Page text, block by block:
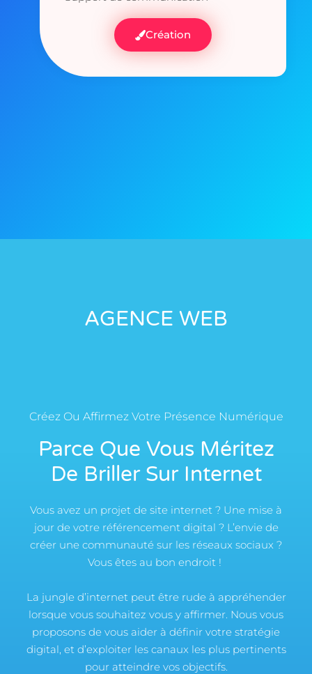
Création
AGENCE WEB
Créez Ou Affirmez Votre Présence Numérique
Parce Que Vous Méritez
De Briller Sur Internet
Vous avez un projet de site internet ? Une mise à
jour de votre référencement digital ? L’envie de
créer une communauté sur les réseaux sociaux ?
Vous êtes au bon endroit !
La jungle d’internet peut être rude à appréhender
lorsque vous souhaitez vous y affirmer. Nous vous
proposons de vous aider à définir votre stratégie
digital, et d’exploiter les canaux les plus pertinents
pour atteindre vos objectifs.